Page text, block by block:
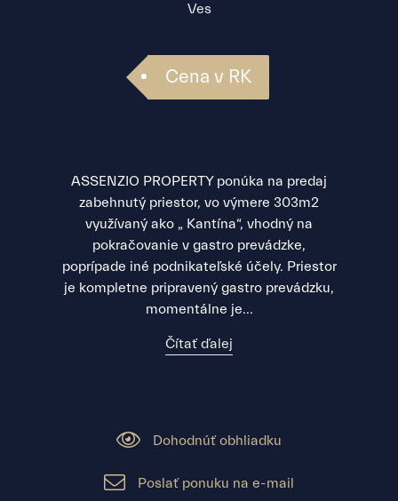
Ves
Cena v RK
ASSENZIO PROPERTY ponúka na predaj
zabehnutý priestor, vo výmere 303m2
využívaný ako „ Kantína“, vhodný na
pokračovanie v gastro prevádzke,
poprípade iné podnikateľské účely. Priestor
je kompletne pripravený gastro prevádzku,
momentálne je...
Čítať ďalej
Dohodnúť obhliadku
Poslať ponuku na e-mail